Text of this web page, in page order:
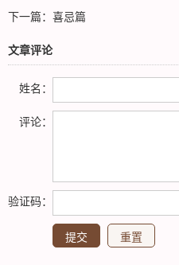
下一篇： 喜忌篇
文章评论
姓名：
评论：
验证码：